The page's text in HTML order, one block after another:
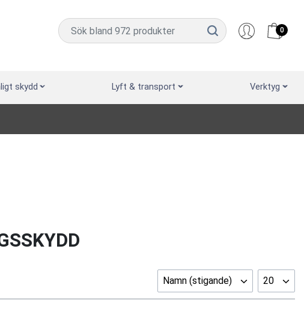
0
skydd Lyft & transport Verktyg
Namn (stigande) 20